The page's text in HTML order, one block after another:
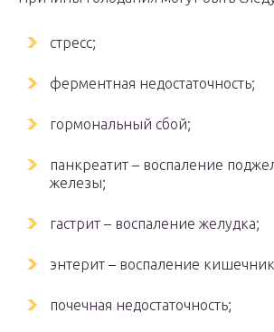
стресс;
ферментная недостаточность;
гормональный сбой;
панкреатит – воспаление
железы;
гастрит – воспаление желудка;
энтерит – воспаление
почечная недостаточность;